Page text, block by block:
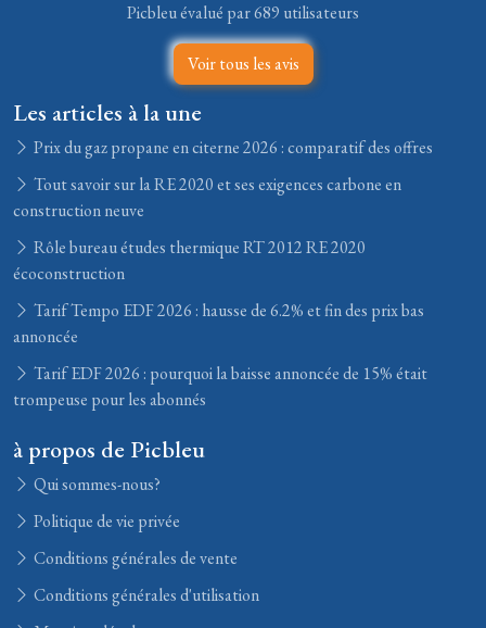
Picbleu évalué par 689 utilisateurs
Voir tous les avis
Les articles à la une
Prix du gaz propane en citerne 2026 : comparatif des offres
Tout savoir sur la RE 2020 et ses exigences carbone en
construction neuve
Rôle bureau études thermique RT 2012 RE 2020
écoconstruction
Tarif Tempo EDF 2026 : hausse de 6.2% et fin des prix bas
annoncée
Tarif EDF 2026 : pourquoi la baisse annoncée de 15% était
trompeuse pour les abonnés
à propos de Picbleu
Qui sommes-nous?
Politique de vie privée
Conditions générales de vente
Conditions générales d'utilisation